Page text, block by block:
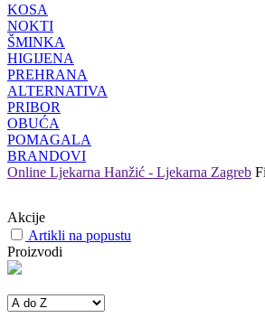
KOSA
NOKTI
ŠMINKA
HIGIJENA
PREHRANA
ALTERNATIVA
PRIBOR
OBUĆA
POMAGALA
BRANDOVI
Online Ljekarna Hanžić - Ljekarna Zagreb
Akcije
Artikli na popustu
Proizvodi